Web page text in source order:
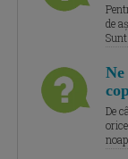
de
De